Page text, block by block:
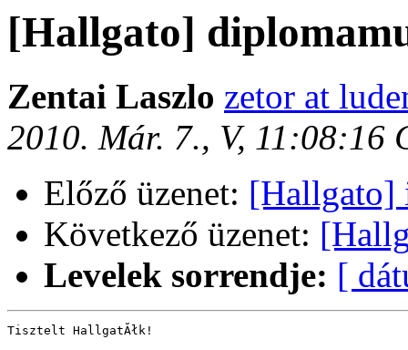
[Hallgato]
Zentai Laszlo zetor at
2010. Már. 7., V, 11:08:16
Előző üzenet: [Hallgato]
Következő üzenet:
Levelek sorrendje: [
Tisztelt HallgatĂłk!